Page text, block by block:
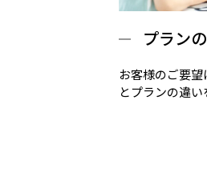
プラン
お客様のご要
とプランの違い